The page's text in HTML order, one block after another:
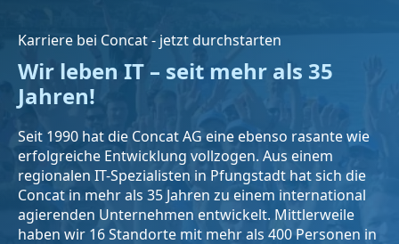
Karriere bei Concat - jetzt durchstarten
Wir leben IT – seit mehr als 35
Jahren!
Seit 1990 hat die Concat AG eine ebenso rasante wie
erfolgreiche Entwicklung vollzogen. Aus einem
regionalen IT-Spezialisten in Pfungstadt hat sich die
Concat in mehr als 35 Jahren zu einem international
agierenden Unternehmen entwickelt. Mittlerweile
haben wir 16 Standorte mit mehr als 400 Personen in